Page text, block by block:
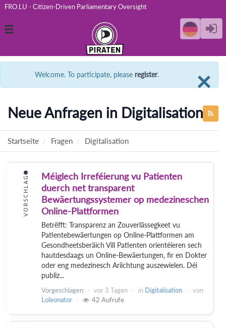
FRO.LU - Citizen-Driven Parliamentary Oversight
Toggle
×
Welcome. To participate, please register.
Neue Anfragen in Digitalisation
Startseite Fragen Digitalisation
VORSCHLAG
Méiglech Irreféierung vu Patienten
duerch net transparent
Bewäertungssystemer op medezineschen
Online-Plattformen
Betrëfft: Transparenz an Zouverlässegkeet vu
Patientebewäertungen op Online-Plattformen am
Gesondheetsberäich Vill Patienten orientéieren sech
hautdesdaags un Online-Bewäertungen, fir en Dokter
oder eng medezinesch Ariichtung auszewielen. Déi
publiz...
Vorgeschlagen vor 3 Tagen in Digitalisation
von
Loleonator
42 Aufrufe